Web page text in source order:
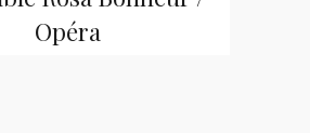
Opéra